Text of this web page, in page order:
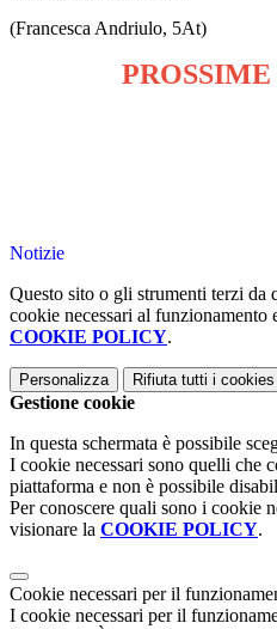
(Francesca Andriulo, 5At)
Notizie
Questo sito o gli strumenti terzi da
cookie necessari al
COOKIE POLICY.
Personalizza Rifiuta tutti i cookies
Gestione cookie
In questa schermata è possibile
I cookie necessari sono quelli che
piattaforma e non è possibile
Per conoscere quali sono i cookie
visionare la COOKIE POLICY.
Cookie necessari per il
I cookie necessari per il